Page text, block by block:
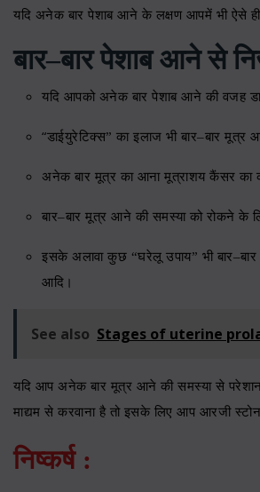
यदि अनेक बार पेशाब आने के लक्षण आपमें भी ऐसे
बार–बार पेशाब आने से
यदि आपको अनेक बार पेशाब आने की वजह
“डाईयुरेटिक्स” का इलाज भी बार–बार मूत्र
अनेक बार मूत्र का आना मूत्राशय कैंसर का
बार–बार मूत्र आने की समस्या को रोकने के
इसके अलावा कुछ “घरेलू उपाय” भी बार–
आदि।
See also Stages of uterine
यदि आप अनेक बार मूत्र आने की समस्या से
माद्यम से करवाना है तो इसके लिए आप आरजी स्टोन
निष्कर्ष :